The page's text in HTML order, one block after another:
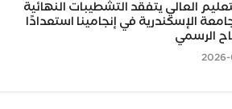
العالي يتفقد التشطيبات النهائية
الإسكندرية في إنجامينا استعدادًا
الرسمي